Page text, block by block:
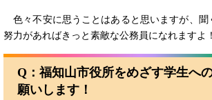
色々不安に思うことはあると思いますが、聞
努力があればきっと素敵な公務員になれますよ！
Q： 福知山市役所をめざす学生へ
願いします！